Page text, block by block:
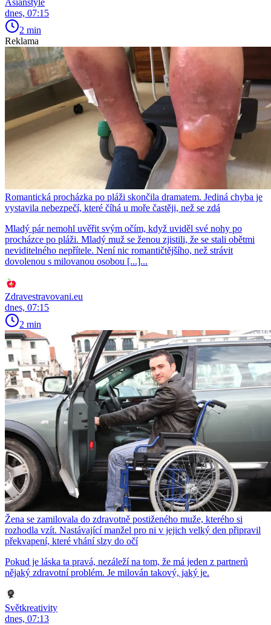
Asianstyle
dnes, 07:15
2 min
Reklama
Romantická procházka po pláži skončila dramatem. Jediná chyba je
vystavila nebezpečí, které číhá u moře častěji, než se zdá
Mladý pár nemohl uvěřit svým očím, když uviděl své nohy po
procházce po pláži. Mladý muž se ženou zjistili, že se stali obětmi
neviditelného nepřítele. Není nic romantičtějšího, než strávit
dovolenou s milovanou osobou [...]...
Zdravestravovani.eu
dnes, 07:15
2 min
Žena se zamilovala do zdravotně postiženého muže, kterého si
rozhodla vzít. Nastávající manžel pro ni v jejich velký den připravil
překvapení, které vhání slzy do očí
Pokud je láska ta pravá, nezáleží na tom, že má jeden z partnerů
nějaký zdravotní problém. Je milován takový, jaký je.
Světkreativity
dnes, 07:13